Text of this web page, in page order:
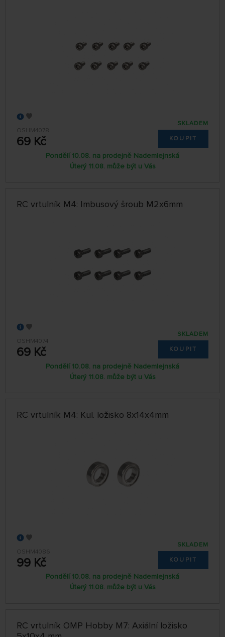
OSHM4078
69 Kč
SKLADEM
KOUPIT
Pondělí 10.08. na prodejně Nademlejnská
Úterý 11.08. může být u Vás
RC vrtulník M4: Imbusový šroub M2x6mm
OSHM4074
69 Kč
SKLADEM
KOUPIT
Pondělí 10.08. na prodejně Nademlejnská
Úterý 11.08. může být u Vás
RC vrtulník M4: Kul. ložisko 8x14x4mm
OSHM4086
99 Kč
SKLADEM
KOUPIT
Pondělí 10.08. na prodejně Nademlejnská
Úterý 11.08. může být u Vás
RC vrtulník OMP Hobby M7: Axiální ložisko